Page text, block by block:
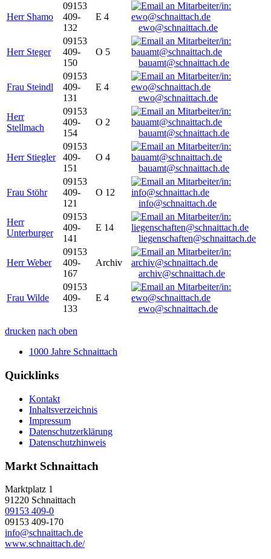
Herr Shamo
09153
409-
132
E 4
ewo@schnaittach.de
Herr Steger
09153
409-
150
O 5
bauamt@schnaittach.de
Frau Steindl
09153
409-
131
E 4
ewo@schnaittach.de
Herr
Stellmach
09153
409-
154
O 2
bauamt@schnaittach.de
Herr Stiegler
09153
409-
151
O 4
bauamt@schnaittach.de
Frau Stöhr
09153
409-
121
O 12
info@schnaittach.de
Herr
Unterburger
09153
409-
141
E 14
liegenschaften@schnaittach.de
Herr Weber
09153
409-
167
Archiv
archiv@schnaittach.de
Frau Wilde
09153
409-
133
E 4
ewo@schnaittach.de
drucken nach oben
1000 Jahre Schnaittach
Quicklinks
Kontakt
Inhaltsverzeichnis
Impressum
Datenschutzerklärung
Datenschutzhinweis
Markt Schnaittach
Marktplatz 1
91220 Schnaittach
09153 409-0
09153 409-170
info@schnaittach.de
www.schnaittach.de/